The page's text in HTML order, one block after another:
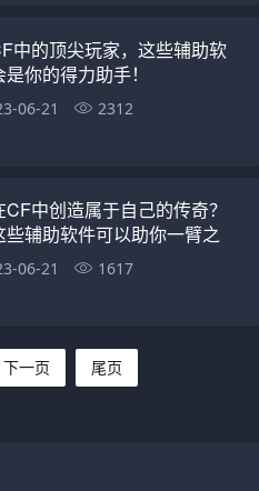
中的顶尖玩家，这些辅助软
你的得力助手！
06-21 2312
CF中创造属于自己的传奇？
些辅助软件可以助你一臂之
06-21 1617
下一页 尾页